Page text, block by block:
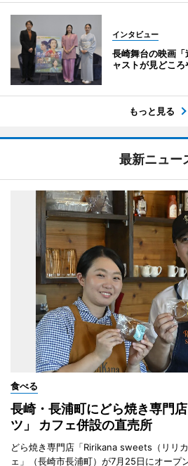
インタビュー
長崎舞台の映画
ャストが見どこ
もっと見る
最新ニュー
食べる
長崎・長浦町にどら焼き専門
ツ」 カフェ併設の直売所
どら焼き専門店「Ririkana sweets（リリ
ェ」（長崎市長浦町）が7月25日にオープ